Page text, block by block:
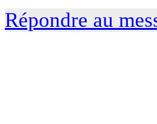
Répondre au